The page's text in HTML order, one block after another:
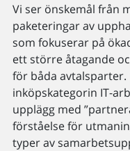
Vi ser önskemål från
paketeringar av
som fokuserar på
ett större åtagande
för båda avtalsparter.
inköpskategorin IT-
upplägg med
förståelse för
typer av